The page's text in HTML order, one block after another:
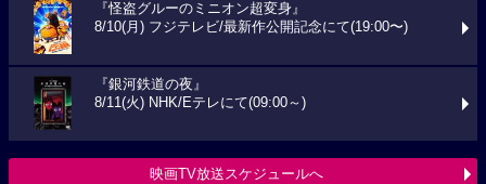
『怪盗グルーのミニオン超変身』
8/10(月) フジテレビ/最新作公開記念にて(19:00〜)
『銀河鉄道の夜』
8/11(火) NHK/Eテレにて(09:00～)
映画TV放送スケジュールへ